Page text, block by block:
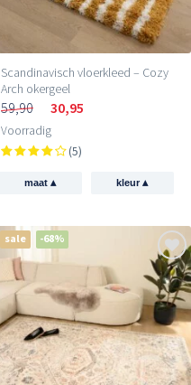
Scandinavisch vloerkleed – Cozy
Arch okergeel
59,90 30,95
Voorradig
(5)
maat ▴ kleur▴
sale -68%